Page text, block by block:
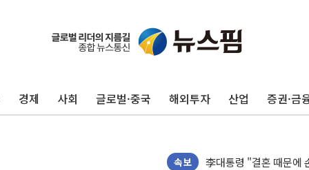
경제 사회 글로벌·중국 해외투자 산업 증권·금
속보
이번주 국내 주요 금융
강릉·동해·삼척 시간
폐기물 수거하다 참변
李대통령 "결혼 때문에